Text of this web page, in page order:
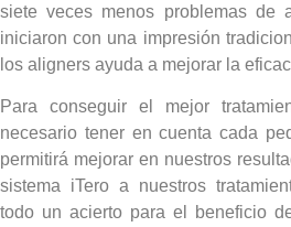
siete veces menos problemas de
iniciaron con una impresión
los aligners ayuda a mejorar la
Para conseguir el mejor
necesario tener en cuenta cada
permitirá mejorar en nuestros
sistema iTero a nuestros
todo un acierto para el beneficio